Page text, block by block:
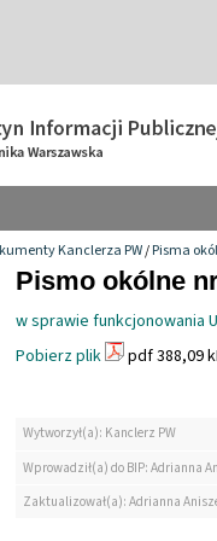
Kanclerza PW/Pisma
Pismo okólne
w sprawie funkcjonowania
Pobierz plik
pdf 388,09
Wytworzył(a): Kanclerz PW
Wprowadził(a) do BIP: Adrianna
Zaktualizował(a): Adrianna